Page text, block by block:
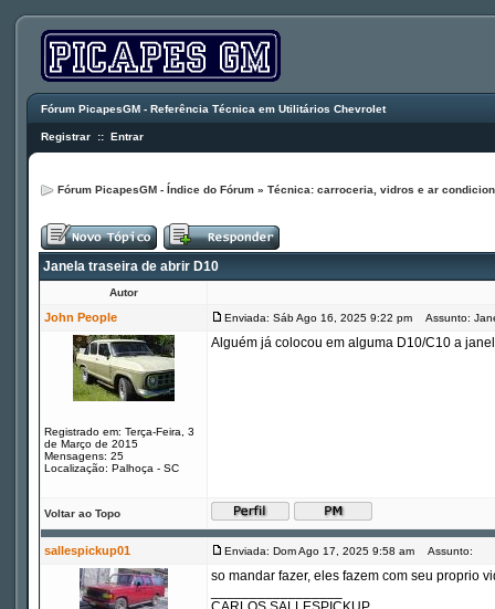
Fórum PicapesGM - Referência Técnica em Utilitários Chevrolet
Registrar :: Entrar
Fórum PicapesGM - Índice do Fórum » Técnica: carroceria, vidros e ar
Janela traseira de abrir D10
Autor
John People Enviada: Sáb Ago 16, 2025 9:22 pm Assunto:
Registrado em: Terça-Feira, 3
de Março de 2015
Mensagens: 25
Localização: Palhoça - SC
Alguém já colocou em alguma D10/C10 a
Voltar ao Topo
sallespickup01 Enviada: Dom Ago 17, 2025 9:58 am Assunto:
so mandar fazer, eles fazem com seu proprio